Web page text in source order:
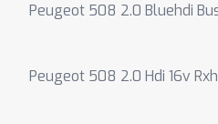
Peugeot 508 2.0 Bluehdi
Peugeot 508 2.0 Hdi 16v